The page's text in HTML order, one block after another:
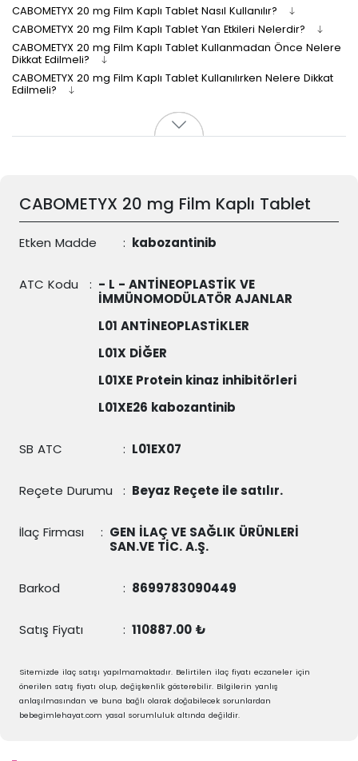
CABOMETYX 20 mg Film Kaplı Tablet Nasıl Kullanılır?
CABOMETYX 20 mg Film Kaplı Tablet Yan Etkileri Nelerdir?
CABOMETYX 20 mg Film Kaplı Tablet Kullanmadan Önce Nelere
Dikkat Edilmeli?
CABOMETYX 20 mg Film Kaplı Tablet Kullanılırken Nelere Dikkat
Edilmeli?
CABOMETYX 20 mg Film Kaplı Tablet
Etken Madde : kabozantinib
ATC Kodu : - L - ANTİNEOPLASTİK VE
İMMÜNOMODÜLATÖR AJANLAR
L01 ANTİNEOPLASTİKLER
L01X DİĞER
L01XE Protein kinaz inhibitörleri
L01XE26 kabozantinib
SB ATC : L01EX07
Reçete Durumu : Beyaz Reçete ile satılır.
İlaç Firması : GEN İLAÇ VE SAĞLIK ÜRÜNLERİ
SAN.VE TİC. A.Ş.
Barkod : 8699783090449
Satış Fiyatı : 110887.00 ₺
Sitemizde ilaç satışı yapılmamaktadır. Belirtilen ilaç fiyatı eczaneler için
önerilen satış fiyatı olup, değişkenlik gösterebilir. Bilgilerin yanlış
anlaşılmasından ve buna bağlı olarak doğabilecek sorunlardan
bebegimlehayat.com yasal sorumluluk altında değildir.